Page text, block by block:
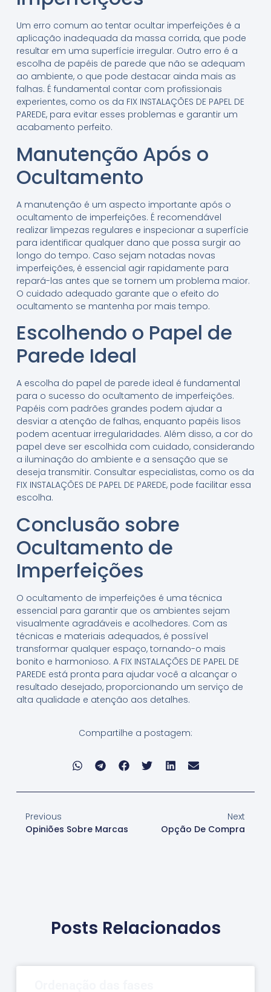
Um erro comum ao tentar ocultar imperfeições é a
aplicação inadequada da massa corrida, que pode
resultar em uma superfície irregular. Outro erro é a
escolha de papéis de parede que não se adequam
ao ambiente, o que pode destacar ainda mais as
falhas. É fundamental contar com profissionais
experientes, como os da FIX INSTALAÇÕES DE PAPEL DE
PAREDE, para evitar esses problemas e garantir um
acabamento perfeito.
Manutenção Após o
Ocultamento
A manutenção é um aspecto importante após o
ocultamento de imperfeições. É recomendável
realizar limpezas regulares e inspecionar a superfície
para identificar qualquer dano que possa surgir ao
longo do tempo. Caso sejam notadas novas
imperfeições, é essencial agir rapidamente para
repará-las antes que se tornem um problema maior.
O cuidado adequado garante que o efeito do
ocultamento se mantenha por mais tempo.
Escolhendo o Papel de
Parede Ideal
A escolha do papel de parede ideal é fundamental
para o sucesso do ocultamento de imperfeições.
Papéis com padrões grandes podem ajudar a
desviar a atenção de falhas, enquanto papéis lisos
podem acentuar irregularidades. Além disso, a cor do
papel deve ser escolhida com cuidado, considerando
a iluminação do ambiente e a sensação que se
deseja transmitir. Consultar especialistas, como os da
FIX INSTALAÇÕES DE PAPEL DE PAREDE, pode facilitar essa
escolha.
Conclusão sobre
Ocultamento de
Imperfeições
O ocultamento de imperfeições é uma técnica
essencial para garantir que os ambientes sejam
visualmente agradáveis e acolhedores. Com as
técnicas e materiais adequados, é possível
transformar qualquer espaço, tornando-o mais
bonito e harmonioso. A FIX INSTALAÇÕES DE PAPEL DE
PAREDE está pronta para ajudar você a alcançar o
resultado desejado, proporcionando um serviço de
alta qualidade e atenção aos detalhes.
Compartilhe a postagem:
Previous
Opiniões Sobre Marcas
Next
Opção De Compra
Posts Relacionados